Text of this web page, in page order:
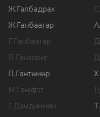
Ж. Галбадрах С.
Ж. Ганбаатар А.
Г. Ганбаатар Д
П . Ганзориг Д
Л . Гантөмөр Х.
М . Ганхүлэг Ц
Г.Дамдинням Т.